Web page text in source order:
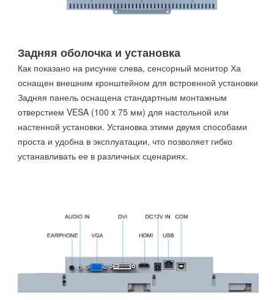
Задняя оболочка и установка
Как показано на рисунке слева, сенсорный монитор Ха
оснащен внешним кронштейном для встроенной установки.
Задняя панель оснащена стандартным монтажным
отверстием VESA (100 x 75 мм) для настольной или
настенной установки. Установка этими двумя способами
проста и удобна в эксплуатации, что позволяет гибко
устанавливать ее в различных сценариях.